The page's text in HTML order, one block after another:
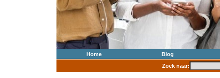
Home
Blog
Zoek naar: